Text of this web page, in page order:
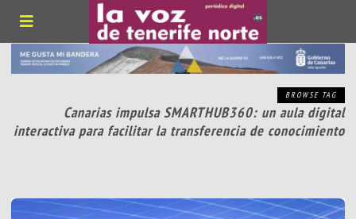
BROWSE TAG
Canarias impulsa SMARTHUB360: un aula digital
interactiva para facilitar la transferencia de conocimiento